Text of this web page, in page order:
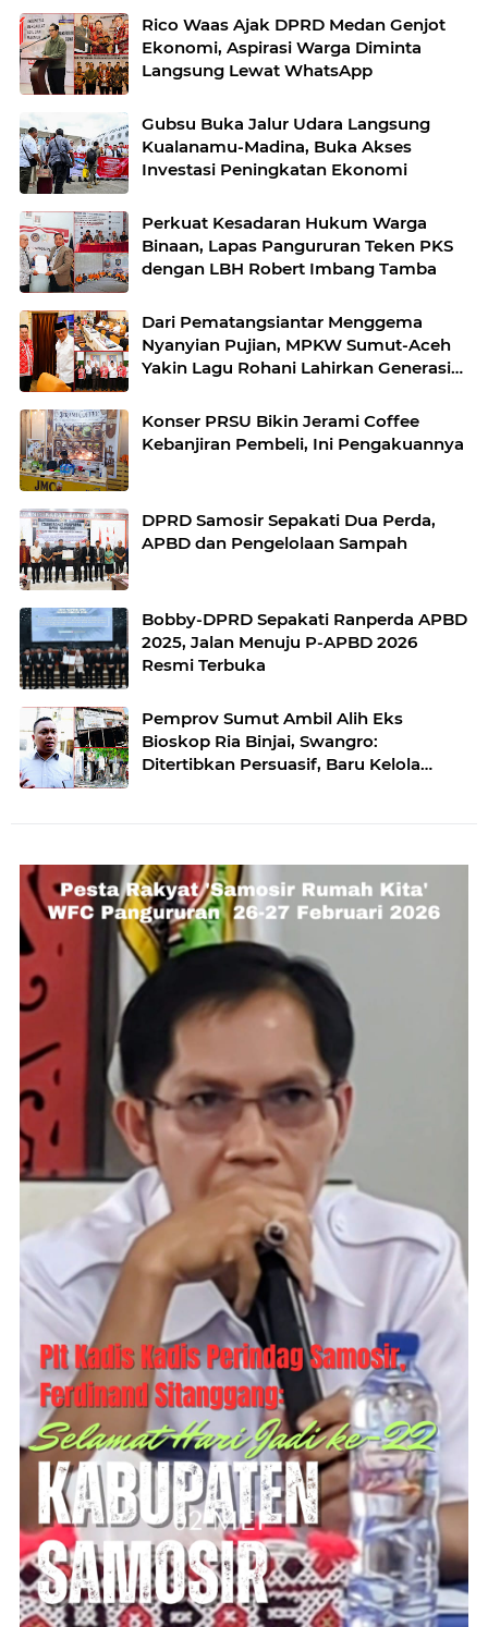
Rico Waas Ajak DPRD Medan Genjot
Ekonomi, Aspirasi Warga Diminta
Langsung Lewat WhatsApp
Gubsu Buka Jalur Udara Langsung
Kualanamu-Madina, Buka Akses
Investasi Peningkatan Ekonomi
Perkuat Kesadaran Hukum Warga
Binaan, Lapas Pangururan Teken PKS
dengan LBH Robert Imbang Tamba
Dari Pematangsiantar Menggema
Nyanyian Pujian, MPKW Sumut-Aceh
Yakin Lagu Rohani Lahirkan Generasi
Konser PRSU Bikin Jerami Coffee
Kebanjiran Pembeli, Ini Pengakuannya
DPRD Samosir Sepakati Dua Perda,
APBD dan Pengelolaan Sampah
Bobby-DPRD Sepakati Ranperda APBD
2025, Jalan Menuju P-APBD 2026
Resmi Terbuka
Pemprov Sumut Ambil Alih Eks
Bioskop Ria Binjai, Swangro:
Ditertibkan Persuasif, Baru Kelola